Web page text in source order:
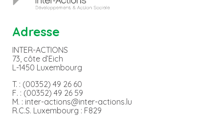
Adresse
INTER-ACTIONS
73, côte d’Eich
L-1450 Luxembourg
T. : (00352) 49 26 60
F. : (00352) 49 26 59
M. : inter-actions@inter-actions.lu
R.C.S. Luxembourg : F829